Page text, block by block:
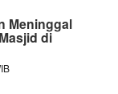
Meninggal
di